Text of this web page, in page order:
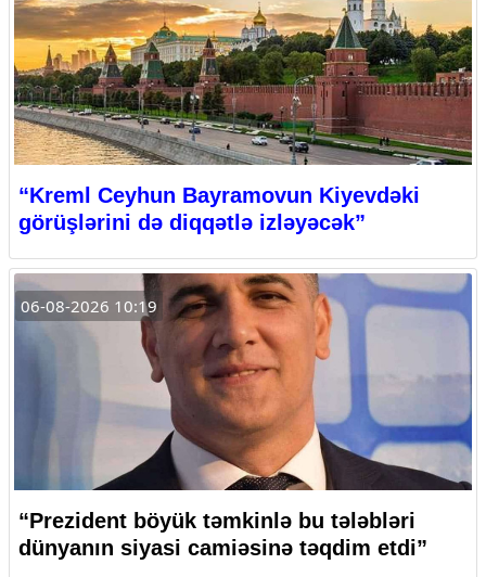
“Kreml Ceyhun Bayramovun Kiyevdəki
görüşlərini də diqqətlə izləyəcək”
06-08-2026 10:19
“Prezident böyük təmkinlə bu tələbləri
dünyanın siyasi camiəsinə təqdim etdi”